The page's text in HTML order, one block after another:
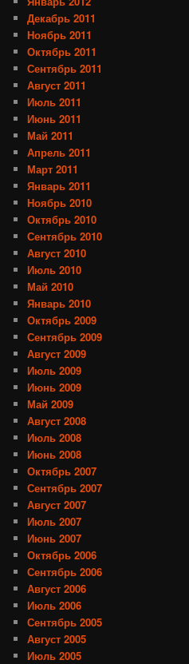
Декабрь 2011
Ноябрь 2011
Октябрь 2011
Сентябрь 2011
Август 2011
Июль 2011
Июнь 2011
Май 2011
Апрель 2011
Март 2011
Январь 2011
Ноябрь 2010
Октябрь 2010
Сентябрь 2010
Август 2010
Июль 2010
Май 2010
Январь 2010
Октябрь 2009
Сентябрь 2009
Август 2009
Июль 2009
Июнь 2009
Май 2009
Август 2008
Июль 2008
Июнь 2008
Октябрь 2007
Сентябрь 2007
Август 2007
Июль 2007
Июнь 2007
Октябрь 2006
Сентябрь 2006
Август 2006
Июль 2006
Сентябрь 2005
Август 2005
Июль 2005